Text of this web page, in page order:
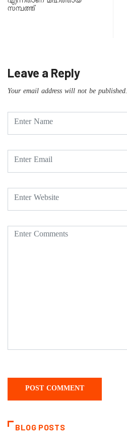
സമ്പത്ത്
Leave a Reply
Your email address will not be published.
BLOG POSTS